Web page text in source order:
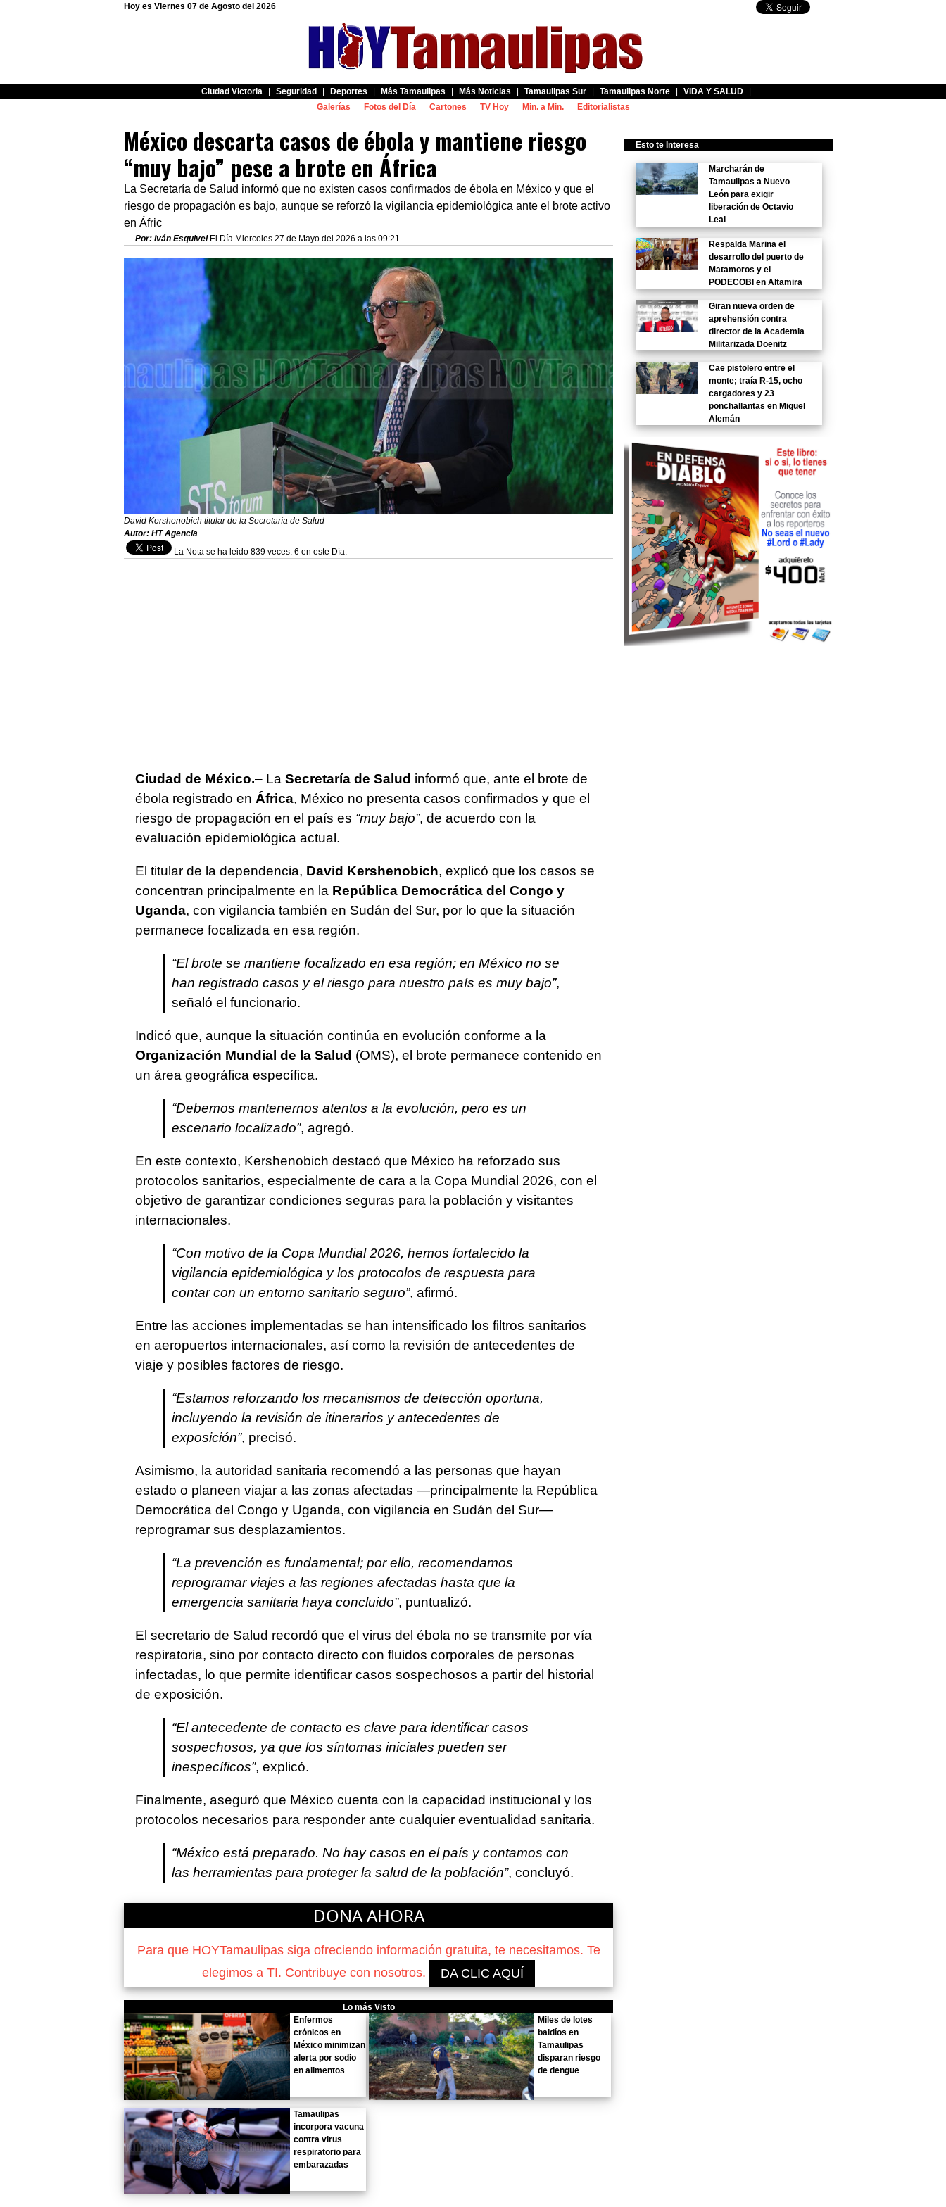
Hoy es Viernes 07 de Agosto del 2026
Ciudad Victoria Seguridad Deportes Más Tamaulipas Más Noticias Tamaulipas Sur Tamaulipas Norte VIDA Y SALUD
Galerías
Fotos del Día Cartones TV Hoy Min. a Min. Editorialistas
México descarta casos de ébola y mantiene riesgo
“muy bajo” pese a brote en África
La Secretaría de Salud informó que no existen casos confirmados de ébola en México y que el
riesgo de propagación es bajo, aunque se reforzó la vigilancia epidemiológica ante el brote activo
en Áfric
Por: Iván EsquivelEl Día Miercoles 27 de Mayo del 2026 a las 09:21
David Kershenobich titular de la Secretaría de Salud
Autor: HT Agencia
La Nota se ha leido 839 veces. 6 en este Día.
Ciudad de México.– La Secretaría de Salud informó que, ante el brote de
ébola registrado en África, México no presenta casos confirmados y que el
riesgo de propagación en el país es “muy bajo”, de acuerdo con la
evaluación epidemiológica actual.
El titular de la dependencia, David Kershenobich, explicó que los casos se
concentran principalmente en la República Democrática del Congo y
Uganda, con vigilancia también en Sudán del Sur, por lo que la situación
permanece focalizada en esa región.
“El brote se mantiene focalizado en esa región; en México no se
han registrado casos y el riesgo para nuestro país es muy bajo”,
señaló el funcionario.
Indicó que, aunque la situación continúa en evolución conforme a la
Organización Mundial de la Salud (OMS), el brote permanece contenido en
un área geográfica específica.
“Debemos mantenernos atentos a la evolución, pero es un
escenario localizado”, agregó.
En este contexto, Kershenobich destacó que México ha reforzado sus
protocolos sanitarios, especialmente de cara a la Copa Mundial 2026, con el
objetivo de garantizar condiciones seguras para la población y visitantes
internacionales.
“Con motivo de la Copa Mundial 2026, hemos fortalecido la
vigilancia epidemiológica y los protocolos de respuesta para
contar con un entorno sanitario seguro”, afirmó.
Entre las acciones implementadas se han intensificado los filtros sanitarios
en aeropuertos internacionales, así como la revisión de antecedentes de
viaje y posibles factores de riesgo.
“Estamos reforzando los mecanismos de detección oportuna,
incluyendo la revisión de itinerarios y antecedentes de
exposición”, precisó.
Asimismo, la autoridad sanitaria recomendó a las personas que hayan
estado o planeen viajar a las zonas afectadas —principalmente la República
Democrática del Congo y Uganda, con vigilancia en Sudán del Sur—
reprogramar sus desplazamientos.
“La prevención es fundamental; por ello, recomendamos
reprogramar viajes a las regiones afectadas hasta que la
emergencia sanitaria haya concluido”, puntualizó.
El secretario de Salud recordó que el virus del ébola no se transmite por vía
respiratoria, sino por contacto directo con fluidos corporales de personas
infectadas, lo que permite identificar casos sospechosos a partir del historial
de exposición.
“El antecedente de contacto es clave para identificar casos
sospechosos, ya que los síntomas iniciales pueden ser
inespecíficos”, explicó.
Finalmente, aseguró que México cuenta con la capacidad institucional y los
protocolos necesarios para responder ante cualquier eventualidad sanitaria.
“México está preparado. No hay casos en el país y contamos con
las herramientas para proteger la salud de la población”, concluyó.
DONA AHORA
Para que HOYTamaulipas siga ofreciendo información gratuita, te necesitamos. Te
elegimos a TI. Contribuye con nosotros.
DA CLIC AQUÍ
Lo más Visto
Enfermos
crónicos en
México minimizan
alerta por sodio
en alimentos
Miles de lotes
baldíos en
Tamaulipas
disparan riesgo
de dengue
Tamaulipas
incorpora vacuna
contra virus
respiratorio para
embarazadas
Esto te Interesa
Marcharán de
Tamaulipas a Nuevo
León para exigir
liberación de Octavio
Leal
Respalda Marina el
desarrollo del puerto de
Matamoros y el
PODECOBI en Altamira
Giran nueva orden de
aprehensión contra
director de la Academia
Militarizada Doenitz
Cae pistolero entre el
monte; traía R-15, ocho
cargadores y 23
ponchallantas en Miguel
Alemán